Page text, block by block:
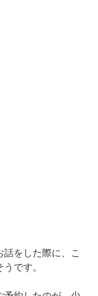
話をした際に、こ
です。